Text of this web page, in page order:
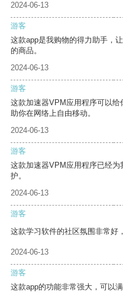
2024-06-13
游客
这款app是我购物的得力助手，
的商品。
2024-06-13
游客
这款加速器VPM应用程序可以
助你在网络上自由移动。
2024-06-13
游客
这款加速器VPM应用程序已经
护。
2024-06-13
游客
这款学习软件的社区氛围非常好
2024-06-13
游客
这款app的功能非常强大，可以